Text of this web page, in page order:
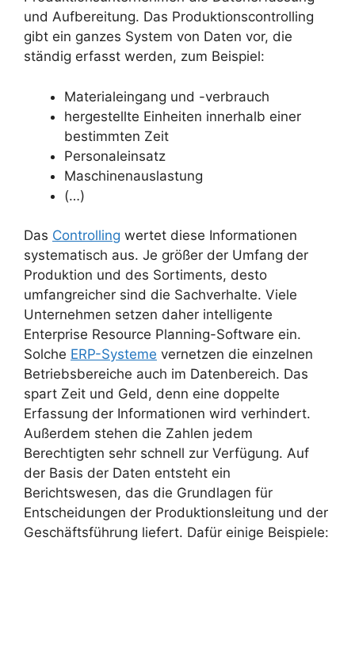
und Aufbereitung. Das Produktionscontrolling
gibt ein ganzes System von Daten vor, die
ständig erfasst werden, zum Beispiel:
Materialeingang und -verbrauch
hergestellte Einheiten innerhalb einer
bestimmten Zeit
Personaleinsatz
Maschinenauslastung
(…)
Das Controlling wertet diese Informationen
systematisch aus. Je größer der Umfang der
Produktion und des Sortiments, desto
umfangreicher sind die Sachverhalte. Viele
Unternehmen setzen daher intelligente
Enterprise Resource Planning-Software ein.
Solche ERP-Systeme vernetzen die einzelnen
Betriebsbereiche auch im Datenbereich. Das
spart Zeit und Geld, denn eine doppelte
Erfassung der Informationen wird verhindert.
Außerdem stehen die Zahlen jedem
Berechtigten sehr schnell zur Verfügung. Auf
der Basis der Daten entsteht ein
Berichtswesen, das die Grundlagen für
Entscheidungen der Produktionsleitung und der
Geschäftsführung liefert. Dafür einige Beispiele: